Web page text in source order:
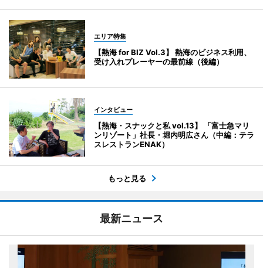
エリア特集
【熱海 for BIZ Vol.3】 熱海のビジネス利用、
受け入れプレーヤーの最前線（後編）
インタビュー
【熱海・スナックと私 vol.13】 「富士急マリ
ンリゾート」社長・堀内明広さん（中編：テラ
スレストランENAK）
もっと見る
最新ニュース